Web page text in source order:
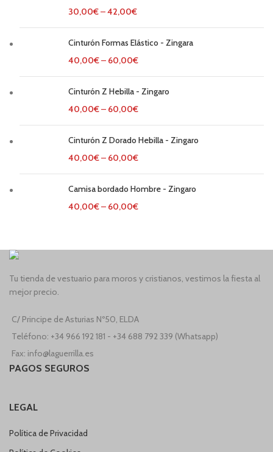
30,00€–42,00€
Cinturón Formas Elástico - Zingara
40,00€– 60,00€
Cinturón Z Hebilla - Zingaro
40,00€– 60,00€
Cinturón Z Dorado Hebilla - Zingaro
40,00€– 60,00€
Camisa bordado Hombre - Zingaro
40,00€– 60,00€
Tu tienda de vestuario para moros y cristianos, vestimos la fiesta al
mejor precio.
C/ Principe de Asturias Nº50, ELDA
Teléfono: +34 966 192 181 - +34 688 792 339 (Whatsapp)
Fax: info@laguerrilla.es
PAGOS SEGUROS
LEGAL
Política de Privacidad